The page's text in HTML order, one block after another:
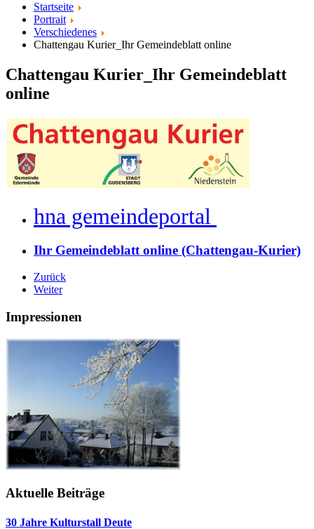
Startseite
Portrait
Verschiedenes
Chattengau Kurier_Ihr Gemeindeblatt online
Chattengau Kurier_Ihr Gemeindeblatt
online
hna gemeindeportal
Ihr Gemeindeblatt online (Chattengau-Kurier)
Zurück
Weiter
Impressionen
Aktuelle Beiträge
30 Jahre Kulturstall Deute